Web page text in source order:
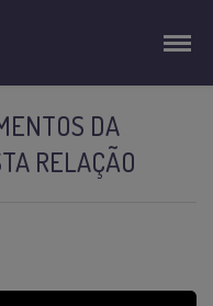
DA
RELAÇÃO